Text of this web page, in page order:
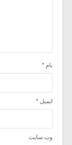
نام *
ایمیل *
وب‌ سایت